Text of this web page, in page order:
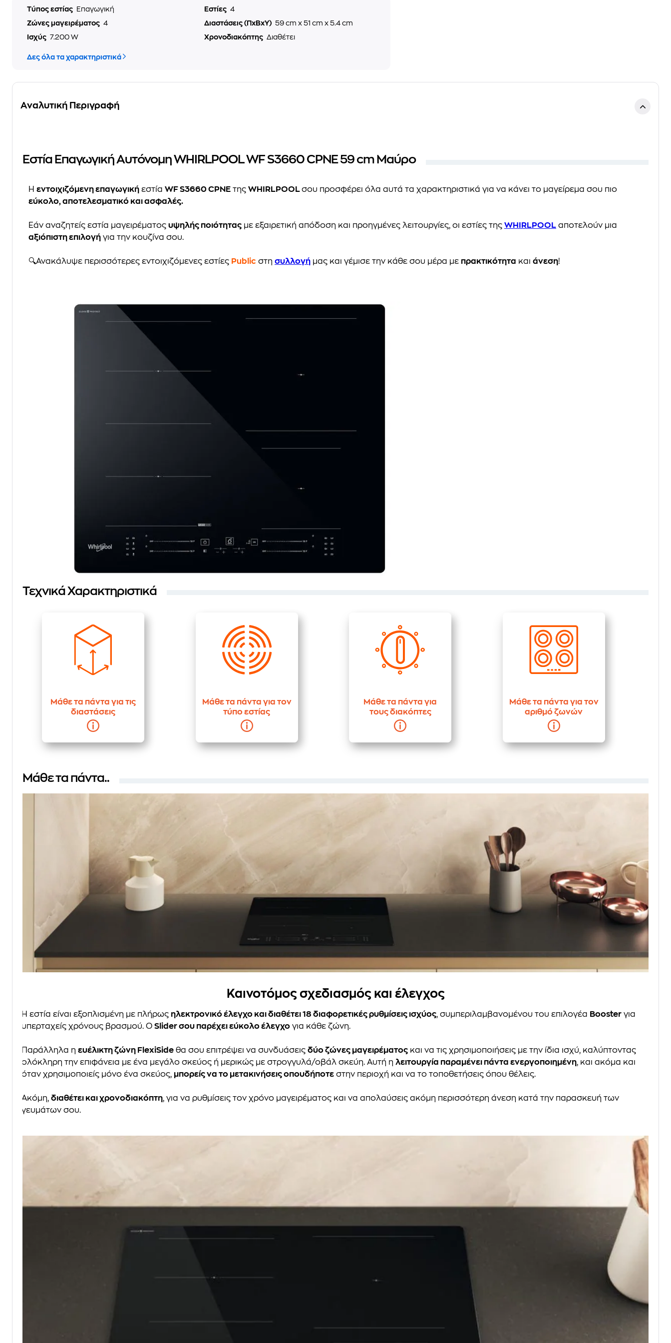
Τύπος εστίας Επαγωγική Εστίες 4
Ζώνες μαγειρέματος 4 Διαστάσεις (ΠxΒxΥ) 59 cm x 51 cm x 5.4 cm
Ισχύς 7.200 W Χρονοδιακόπτης Διαθέτει
Δες όλα τα χαρακτηριστικά
Αναλυτική Περιγραφή
Εστία Επαγωγική Αυτόνομη WHIRLPOOL WF S3660 CPNE 59 cm Μαύρο
Η εντοιχιζόμενη επαγωγική εστία WF S3660 CPNE της WHIRLPOOLσου προσφέρει όλα αυτά τα χαρακτηριστικά για να κάνει το μαγείρεμα σου πιο
εύκολο, αποτελεσματικό και ασφαλές.
Εάν αναζητείς εστία μαγειρέματος υψηλής ποιότητας με εξαιρετική απόδοση και προηγμένες λειτουργίες, οι εστίες της WHIRLPOOL αποτελούν μια
αξιόπιστη επιλογή για την κουζίνα σου.
🔍Ανακάλυψε περισσότερες εντοιχιζόμενες εστίες Public στη συλλογή μας και γέμισε την κάθε σου μέρα με πρακτικότητα και άνεση!
Τεχνικά Χαρακτηριστικά
Μάθε τα πάντα για τις
διαστάσεις
Μάθε τα πάντα για τον
τύπο εστίας
Μάθε τα πάντα για
τους διακόπτες
Μάθε τα πάντα για τον
αριθμό ζωνών
Μάθε τα πάντα..
Καινοτόμος σχεδιασμός και έλεγχος
Η εστία είναι εξοπλισμένη με πλήρως ηλεκτρονικό έλεγχο και διαθέτει 18 διαφορετικές ρυθμίσεις ισχύος, συμπεριλαμβανομένου του επιλογέα Booster για
υπερταχείς χρόνους βρασμού. Ο Slider σου παρέχει εύκολο έλεγχο για κάθε ζώνη.
Παράλληλα η ευέλικτη ζώνη FlexiSide θα σου επιτρέψει να συνδυάσεις δύο ζώνες μαγειρέματος και να τις χρησιμοποιήσεις με την ίδια ισχύ, καλύπτοντας
ολόκληρη την επιφάνεια με ένα μεγάλο σκεύος ή μερικώς με στρογγυλά/οβάλ σκεύη. Αυτή η λειτουργία παραμένει πάντα ενεργοποιημένη, και ακόμα και
όταν χρησιμοποιείς μόνο ένα σκεύος, μπορείς να το μετακινήσεις οπουδήποτε στην περιοχή και να το τοποθετήσεις όπου θέλεις.
Ακόμη, διαθέτει και χρονοδιακόπτη, για να ρυθμίσεις τον χρόνο μαγειρέματος και να απολαύσεις ακόμη περισσότερη άνεση κατά την παρασκευή των
γευμάτων σου.